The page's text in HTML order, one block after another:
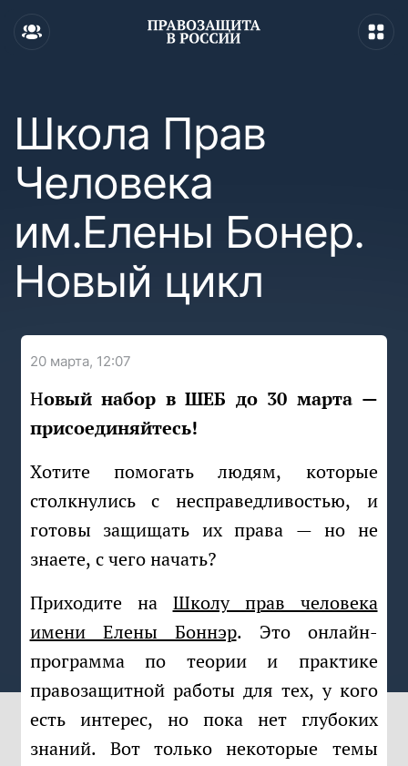
Школа Прав
Человека
им.Елены Бонер.
Новый цикл
20 марта, 12:07
Новый набор в ШЕБ до 30 марта —
присоединяйтесь!
Хотите помогать людям, которые
столкнулись с несправедливостью, и
готовы защищать их права — но не
знаете, с чего начать?
Приходите на Школу прав человека
имени Елены Боннэр. Это онлайн-
программа по теории и практике
правозащитной работы для тех, у кого
есть интерес, но пока нет глубоких
знаний. Вот только некоторые темы